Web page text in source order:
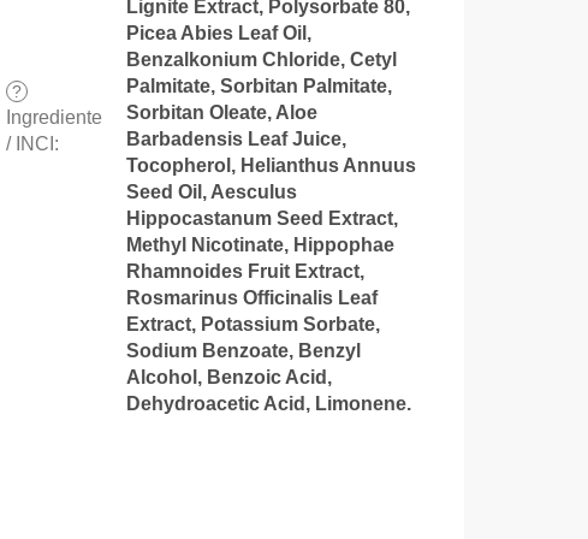
?
Ingrediente
/ INCI :
Lignite Extract, Polysorbate 80,
Picea Abies Leaf Oil,
Benzalkonium Chloride, Cetyl
Palmitate, Sorbitan Palmitate,
Sorbitan Oleate, Aloe
Barbadensis Leaf Juice,
Tocopherol, Helianthus Annuus
Seed Oil, Aesculus
Hippocastanum Seed Extract,
Methyl Nicotinate, Hippophae
Rhamnoides Fruit Extract,
Rosmarinus Officinalis Leaf
Extract, Potassium Sorbate,
Sodium Benzoate, Benzyl
Alcohol, Benzoic Acid,
Dehydroacetic Acid, Limonene.